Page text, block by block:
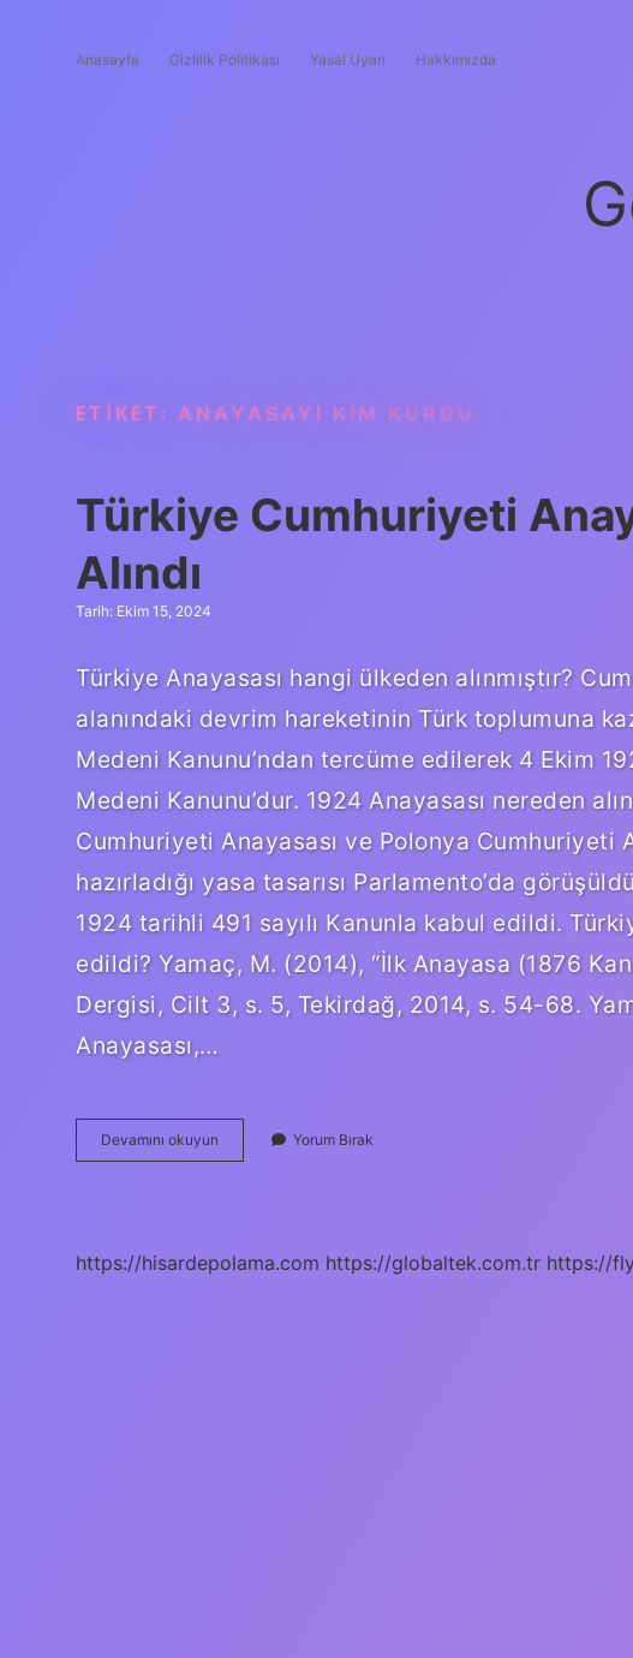
Anasayfa Gizlilik Politikası Yasal Uyarı Hakkımızda
ETIKET: ANAYASAYI KIM KURDU
Türkiye Cumhuriyeti
Alındı
Tarih: Ekim 15, 2024
Türkiye Anayasası hangi ülkeden alınmıştır?
alanındaki devrim hareketinin Türk toplumuna
Medeni Kanunu’ndan tercüme edilerek 4 Ekim
Medeni Kanunu’dur. 1924 Anayasası nereden
Cumhuriyeti Anayasası ve Polonya Cumhuriyeti
hazırladığı yasa tasarısı Parlamento’da
1924 tarihli 491 sayılı Kanunla kabul edildi.
edildi? Yamaç, M. (2014), “İlk Anayasa (1876
Dergisi, Cilt 3, s. 5, Tekirdağ, 2014, s. 54-68.
Anayasası,…
Devamını okuyun
Cumhuriyeti
Yorum Bırak
https://hisardepolama.com https://globaltek.com.tr https://